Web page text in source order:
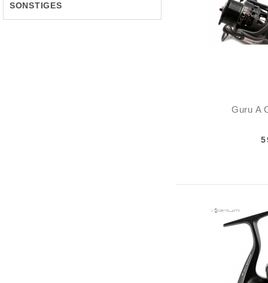
SONSTIGES
Guru A